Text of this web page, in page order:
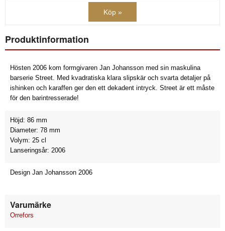
Köp »
Produktinformation
Hösten 2006 kom formgivaren Jan Johansson med sin maskulina
barserie Street. Med kvadratiska klara slipskär och svarta detaljer på
ishinken och karaffen ger den ett dekadent intryck. Street är ett måste
för den barintresserade!
Höjd: 86 mm
Diameter: 78 mm
Volym: 25 cl
Lanseringsår: 2006
Design Jan Johansson 2006
Varumärke
Orrefors